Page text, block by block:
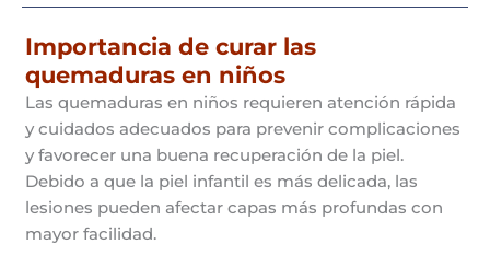
Importancia de curar las
quemaduras en niños
Las quemaduras en niños requieren atención rápida
y cuidados adecuados para prevenir complicaciones
y favorecer una buena recuperación de la piel.
Debido a que la piel infantil es más delicada, las
lesiones pueden afectar capas más profundas con
mayor facilidad.